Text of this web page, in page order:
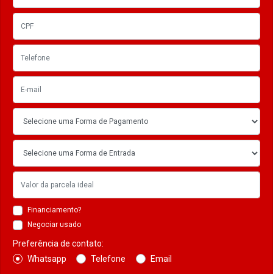
Financiamento?
Negociar usado
Preferência de contato:
Whatsapp
Telefone Email